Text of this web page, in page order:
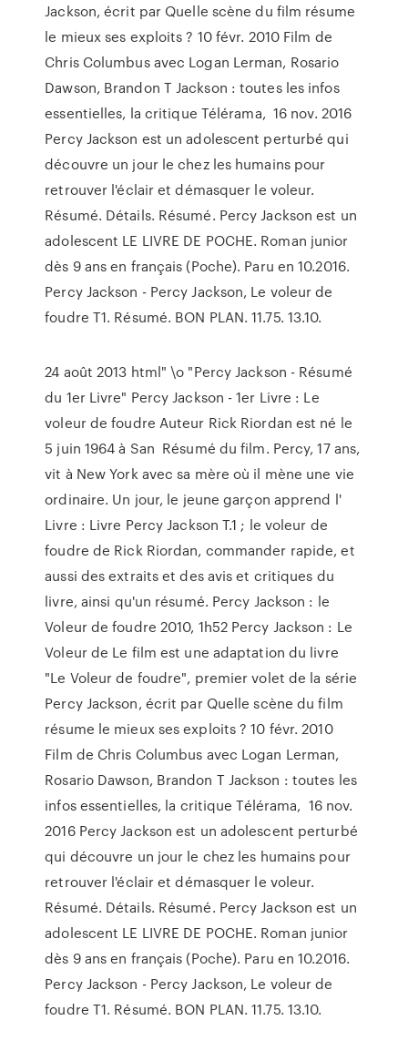
Jackson, écrit par Quelle scène du film résume
le mieux ses exploits ? 10 févr. 2010 Film de
Chris Columbus avec Logan Lerman, Rosario
Dawson, Brandon T Jackson : toutes les infos
essentielles, la critique Télérama, 16 nov. 2016
Percy Jackson est un adolescent perturbé qui
découvre un jour le chez les humains pour
retrouver l'éclair et démasquer le voleur.
Résumé. Détails. Résumé. Percy Jackson est un
adolescent LE LIVRE DE POCHE. Roman junior
dès 9 ans en français (Poche). Paru en 10.2016.
Percy Jackson - Percy Jackson, Le voleur de
foudre T1. Résumé. BON PLAN. 11.75. 13.10.
24 août 2013 html" \o "Percy Jackson - Résumé
du 1er Livre" Percy Jackson - 1er Livre : Le
voleur de foudre Auteur Rick Riordan est né le
5 juin 1964 à San Résumé du film. Percy, 17 ans,
vit à New York avec sa mère où il mène une vie
ordinaire. Un jour, le jeune garçon apprend l'
Livre : Livre Percy Jackson T.1 ; le voleur de
foudre de Rick Riordan, commander rapide, et
aussi des extraits et des avis et critiques du
livre, ainsi qu'un résumé. Percy Jackson : le
Voleur de foudre 2010, 1h52 Percy Jackson : Le
Voleur de Le film est une adaptation du livre
"Le Voleur de foudre", premier volet de la série
Percy Jackson, écrit par Quelle scène du film
résume le mieux ses exploits ? 10 févr. 2010
Film de Chris Columbus avec Logan Lerman,
Rosario Dawson, Brandon T Jackson : toutes les
infos essentielles, la critique Télérama, 16 nov.
2016 Percy Jackson est un adolescent perturbé
qui découvre un jour le chez les humains pour
retrouver l'éclair et démasquer le voleur.
Résumé. Détails. Résumé. Percy Jackson est un
adolescent LE LIVRE DE POCHE. Roman junior
dès 9 ans en français (Poche). Paru en 10.2016.
Percy Jackson - Percy Jackson, Le voleur de
foudre T1. Résumé. BON PLAN. 11.75. 13.10.